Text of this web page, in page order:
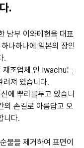
.
남부 이와테현을 대표
나하나에 일본의 장인
.
제조업체 인 Iwachu는
려져 있습니다.
에 뿌리를두고 있습니
의 손길로 아름답고 오
니다.
물을 제거하여 표면이